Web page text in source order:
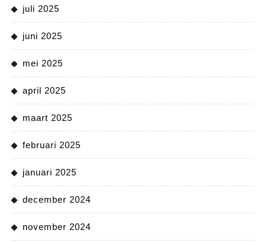
juli 2025
juni 2025
mei 2025
april 2025
maart 2025
februari 2025
januari 2025
december 2024
november 2024